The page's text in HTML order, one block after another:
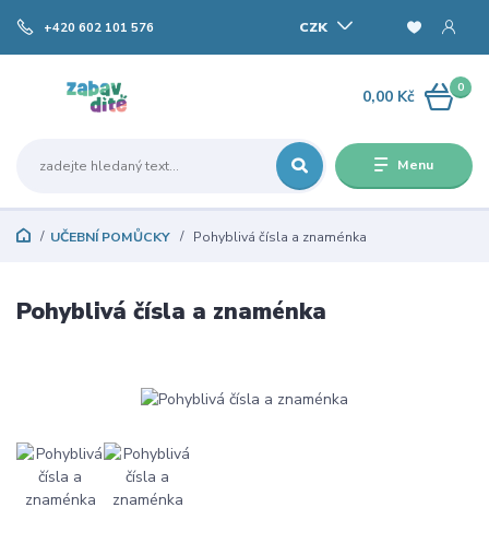
Menu
CZK
+420 602 101 576
0
0,00 Kč
UČEBNÍ POMŮCKY Pohyblivá čísla a znaménka
Pohyblivá čísla a znaménka